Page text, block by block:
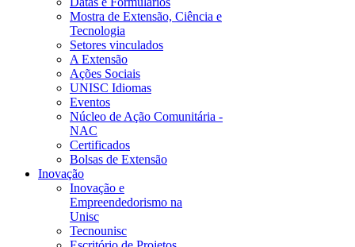
Mostra de Extensão, Ciência e
Tecnologia
Setores vinculados
A Extensão
Ações Sociais
UNISC Idiomas
Eventos
Núcleo de Ação Comunitária -
NAC
Certificados
Bolsas de Extensão
Inovação
Inovação e
Empreendedorismo na
Unisc
Tecnounisc